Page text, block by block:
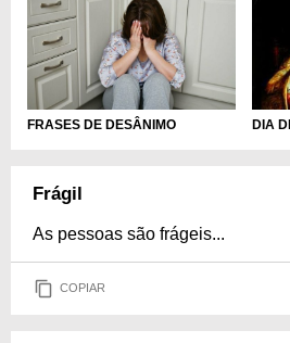
FRASES DE DESÂNIMO DIA
Frágil
As pessoas são frágeis...
COPIAR